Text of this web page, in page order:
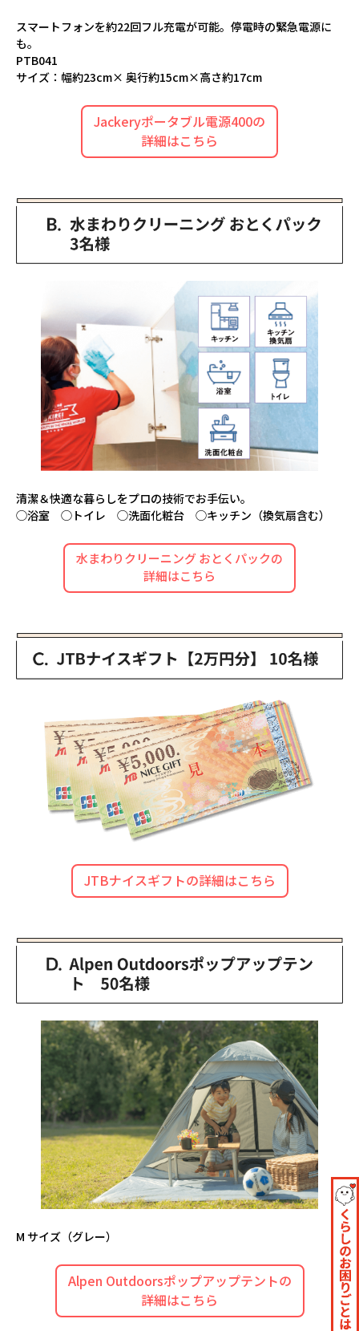
スマートフォンを約22回フル充電が可能。停電時の緊急電源に
も。
PTB041
サイズ：幅約23cm× 奥行約15cm×高さ約17cm
Jackeryポータブル電源400の
詳細はこちら
清潔＆快適な暮らしをプロの技術でお手伝い。
◯浴室 ◯トイレ ◯洗面化粧台 ◯キッチン（換気扇含む）
水まわりクリーニング おとくパックの
詳細はこちら
JTBナイスギフトの詳細はこちら
M サイズ（グレー）
Alpen Outdoorsポップアップテントの
詳細はこちら